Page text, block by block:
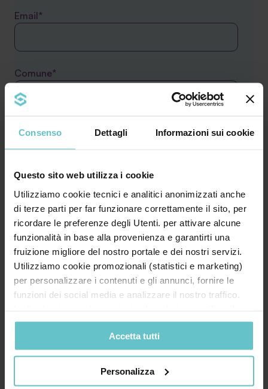
Consenso Dettagli Informazioni sui cookie
Questo sito web utilizza i cookie
Utilizziamo cookie tecnici e analitici anonimizzati anche
di terze parti per far funzionare correttamente il sito, per
ricordare le preferenze degli Utenti. per attivare alcune
funzionalità in base alla provenienza e garantirti una
fruizione migliore del nostro portale e dei nostri servizi.
Utilizziamo cookie promozionali (statistici e marketing)
per personalizzare i contenuti e gli annunci, fornire le
funzioni dei social media e analizzare il nostro traffico.
nostro sito ai nostri partner che si occupano di analisi dei
dati web, pubblicità e social media, i quali potrebbero
combinarle con altre informazioni che hai fornito loro o
che hanno raccolto in base al tuo utilizzo dei loro servizi.
Accetta tutti
Personalizza
Email*
Comune*
Telefono*
Il tuo messaggio
* Acconsento al trattamento dei miei dati
personali secondo quanto specificato nell'